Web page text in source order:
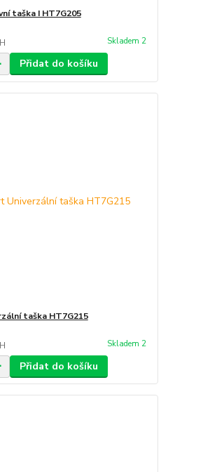
taška I HT7G205
Skladem 2
Přidat do košíku
taška HT7G215
Skladem 2
Přidat do košíku